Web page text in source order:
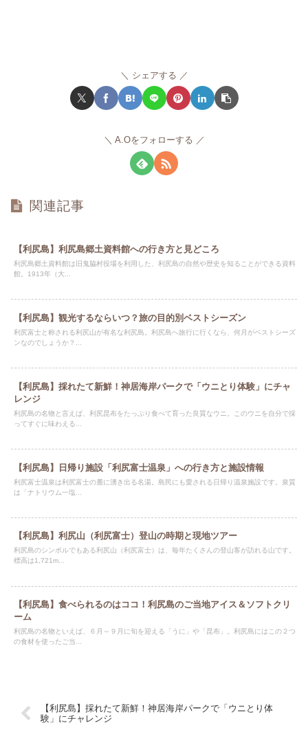
シェアする
A.Oをフォローする
関連記事
【利尻島】利尻島郷土資料館への行き方と見どころ
利尻島郷土資料館は旧鬼脇村役場を利用した、利尻島の自然や歴史を知ることができる資料
館。1913年（大...
【利尻島】観光するならいつ？旅の目的別ベストシーズン
利尻富士と称される利尻山が有名な利尻島。利尻島へ旅行に行くなら、何月がベストシーズ
ンなのでしょうか？...
【利尻島】採れたて新鮮！神居海岸パークで「ウニとり体験」にチャ
レンジ
利尻島の名物と言えば、利尻昆布をたっぷり食べて育った良質なウニ。このウニを自分で採
ってすぐに味わえる...
【利尻島】日帰り施設「利尻富士温泉」への行き方と施設情報
利尻富士温泉は利尻富士の麓に湧き出る名湯。島民にも愛される日帰り温泉施設です。泉質
は「ナトリウム一塩...
【利尻島】利尻山（利尻富士）登山の時期と現地ツアー
利尻島のシンボルでもある利尻山（利尻富士）は、毎年たくさんの登山客が訪れる山です。
標高は1,721m...
【利尻島】食べられるのはココ！利尻島のご当地アイス＆ソフトクリ
ーム
利尻島の名物といえば、６月～９月に旬を迎える「うに」や「昆布」。利尻島にはこの２つ
の食材を使ったご当...
【利尻島】採れたて新鮮！神居海岸パークで「ウニとり体
験」にチャレンジ